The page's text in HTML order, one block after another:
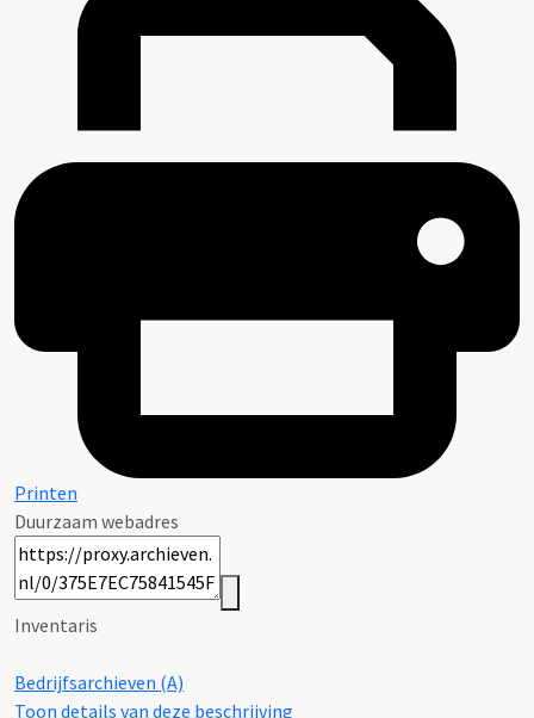
Printen
Duurzaam webadres
Inventaris
Bedrijfsarchieven (A)
Toon details van deze beschrijving